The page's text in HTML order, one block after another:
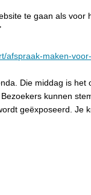
te gaan als
afspraak-maken-
Die middag is
kunnen
geëxposeerd. Je